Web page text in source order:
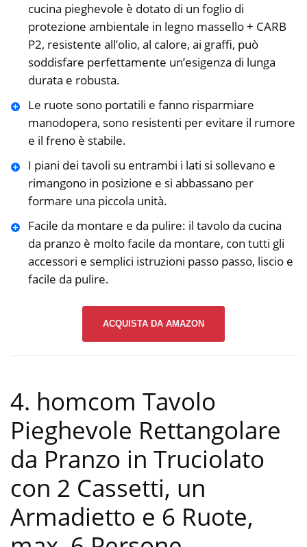
cucina pieghevole è dotato di un foglio di
protezione ambientale in legno massello + CARB
P2, resistente all’olio, al calore, ai graffi, può
soddisfare perfettamente un’esigenza di lunga
durata e robusta.
Le ruote sono portatili e fanno risparmiare
manodopera, sono resistenti per evitare il rumore
e il freno è stabile.
I piani dei tavoli su entrambi i lati si sollevano e
rimangono in posizione e si abbassano per
formare una piccola unità.
Facile da montare e da pulire: il tavolo da cucina
da pranzo è molto facile da montare, con tutti gli
accessori e semplici istruzioni passo passo, liscio e
facile da pulire.
ACQUISTA DA AMAZON
4. homcom Tavolo
Pieghevole Rettangolare
da Pranzo in Truciolato
con 2 Cassetti, un
Armadietto e 6 Ruote,